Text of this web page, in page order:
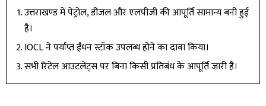
उत्तराखण्ड में पेट्रोल, डीजल और एलपीजी की आपूर्ति सामान्य बनी हुई
है।
IOCL ने पर्याप्त ईंधन स्टॉक उपलब्ध होने का दावा किया।
सभी रिटेल आउटलेट्स पर बिना किसी प्रतिबंध के आपूर्ति जारी है।